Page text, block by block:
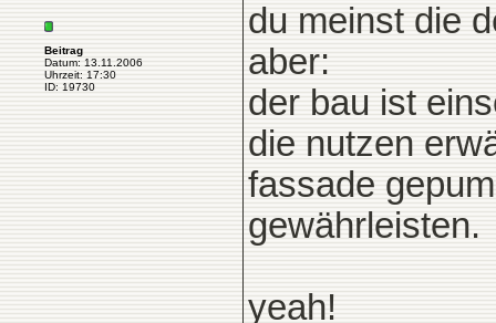
Beitrag
Datum: 13.11.2006
Uhrzeit: 17:30
ID: 19730
du meinst die
aber:
der bau ist
die nutzen
fassade
gewährleisten.
yeah!